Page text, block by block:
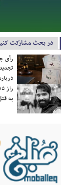
در بحث مشارکت
رأی
به